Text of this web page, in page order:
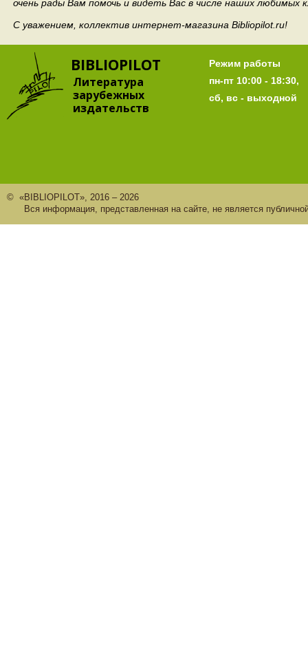
очень рады Вам помочь и видеть Вас в числе наших любимых
С уважением, коллектив интернет-магазина Bibliopilot.ru!
BIBLIOPILOT
Литература
зарубежных
издательств
Режим работы
пн-пт 10:00 - 18:30,
сб, вс - выходной
© «BIBLIOPILOT», 2016 – 2026
Вся информация, представленная на сайте, не является